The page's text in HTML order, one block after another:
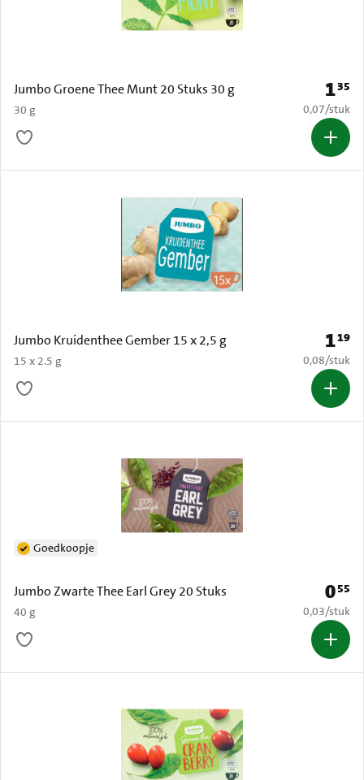
Jumbo Groene Thee Munt 20 Stuks 30 g
30 g
Prijs:
135
€ 0,07 per
0,07/stuk
Jumbo Kruidenthee Gember 15 x 2,5 g
15 x 2.5 g
Prijs:
119
€ 0,08 per
0,08/stuk
Jumbo Zwarte Thee Earl Grey 20 Stuks
40 g
Goedkoopje
Prijs:
055
€ 0,03 per
0,03/stuk